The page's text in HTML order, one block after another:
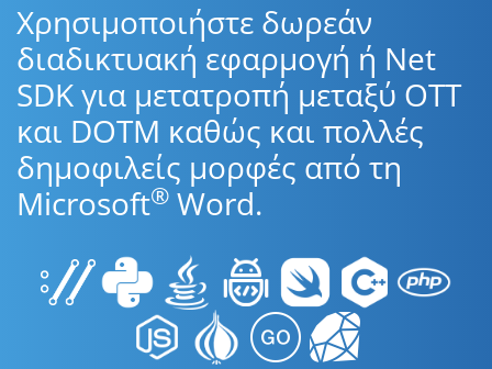
Χρησιμοποιήστε δωρεάν
διαδικτυακή εφαρμογή ή Net
SDK για μετατροπή μεταξύ OTT
και DOTM καθώς και πολλές
δημοφιλείς μορφές από τη
Microsoft® Word.